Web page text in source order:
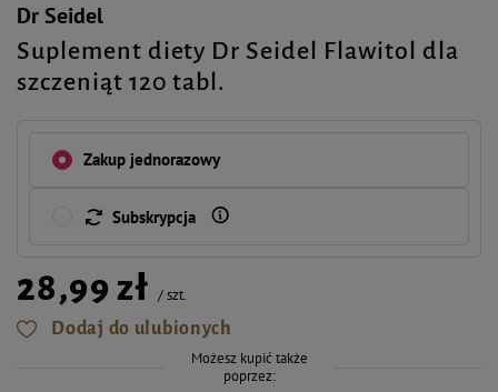
Dr Seidel
Suplement diety Dr Seidel Flawitol dla
szczeniąt 120 tabl.
Zakup jednorazowy
Subskrypcja
28,99 zł /szt.
Dodaj do ulubionych
Możesz kupić także
poprzez: